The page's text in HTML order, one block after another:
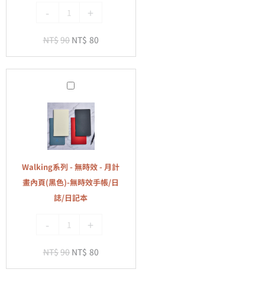
方
內
頁
色)-
無
時
效
手
帳/
日
誌/
記
- +
NT$90 NT$ 80
Walking
系
列
-
無
時
效
-
計
內
頁
Walking系列 - 無時效 - 月計
畫內頁(黑色)-無時效手帳/日
誌/日記本
- +
NT$90 NT$ 80